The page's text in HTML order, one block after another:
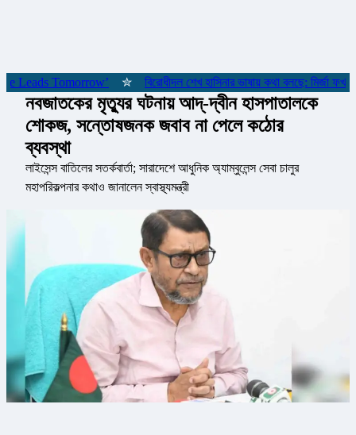
Leads Tomorrow’ বিরোধীদল শেখ হাসিনার ভাষায় কথা বলছে: মির্জা ফখরুল
নবজাতকের মৃত্যুর ঘটনায় আদ্-দ্বীন হাসপাতালকে
শোকজ, সন্তোষজনক জবাব না পেলে কঠোর
ব্যবস্থা
লাইসেন্স বাতিলের সতর্কবার্তা; সারাদেশে আধুনিক অ্যাম্বুলেন্স সেবা চালুর
মহাপরিকল্পনার কথাও জানালেন স্বাস্থ্যমন্ত্রী